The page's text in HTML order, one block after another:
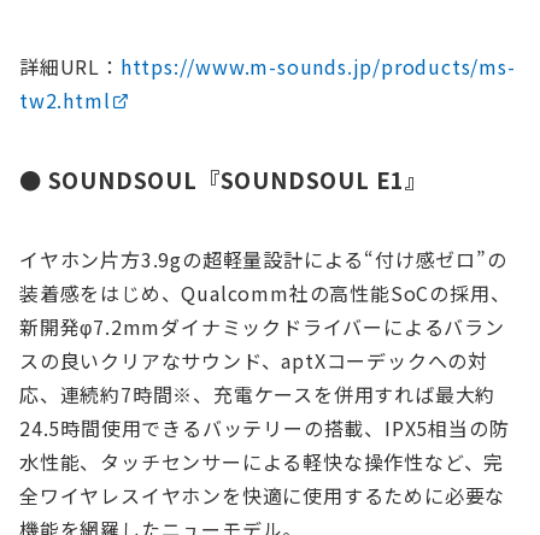
詳細URL： https://www.m-sounds.jp/products/ms-
tw2.html
● SOUNDSOUL『SOUNDSOUL E1』
イヤホン片方3.9gの超軽量設計による“付け感ゼロ”の
装着感をはじめ、Qualcomm社の高性能SoCの採用、
新開発φ7.2mmダイナミックドライバーによるバラン
スの良いクリアなサウンド、aptXコーデックへの対
応、連続約7時間※、充電ケースを併用すれば最大約
24.5時間使用できるバッテリーの搭載、IPX5相当の防
水性能、タッチセンサーによる軽快な操作性など、完
全ワイヤレスイヤホンを快適に使用するために必要な
機能を網羅したニューモデル。